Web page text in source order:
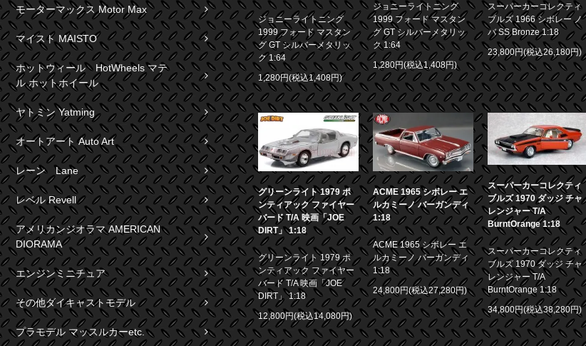
モーターマックス Motor Max
マイスト MAISTO
ホットウィール HotWheels マテ
ル ホットホイール
ヤトミン Yatming
オートアート Auto Art
レーン Lane
レベル Revell
アメリカンジオラマ AMERICAN
DIORAMA
エンジンミニチュア
その他ダイキャストモデル
プラモデル マッスルカーetc.
ジョニーライトニング
1999 フォード マスタン
グ GT シルバーメタリッ
ク 1:64
1,280円(税込1,408円)
ジョニーライトニング
1999 フォード マスタン
グ GT シルバーメタリッ
ク 1:64
1,280円(税込1,408円)
スーパーカーコレクティ
ブルズ 1966 シボレー ノ
バ SS Bronze 1:18
23,800円(税込26,180円)
グリーンライト 1979 ポ
ンティアック ファイヤー
バード T/A 映画「JOE
DIRT」 1:18
グリーンライト 1979 ポ
ンティアック ファイヤー
バード T/A 映画「JOE
DIRT」 1:18
12,800円(税込14,080円)
ACME 1965 シボレー エ
ルカミーノ バーガンディ
1:18
ACME 1965 シボレー エ
ルカミーノ バーガンディ
1:18
24,800円(税込27,280円)
スーパーカーコレクティ
ブルズ 1970 ダッジ チャ
レンジャー T/A
BurntOrange 1:18
スーパーカーコレクティ
ブルズ 1970 ダッジ チャ
レンジャー T/A
BurntOrange 1:18
34,800円(税込38,280円)